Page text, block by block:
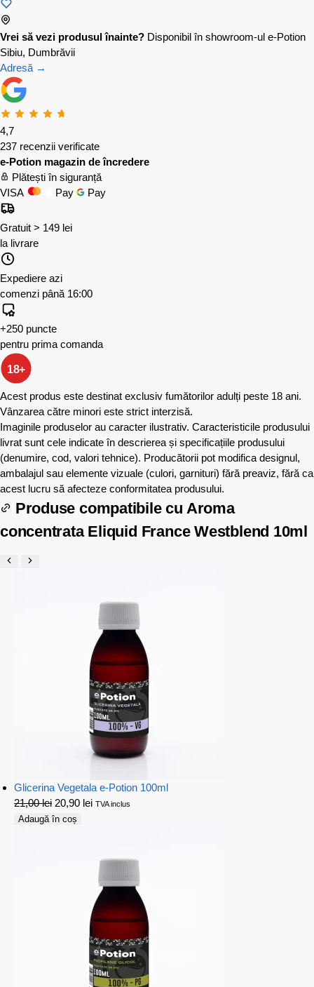
Vrei să vezi produsul înainte? Disponibil în showroom-ul e-Potion
Sibiu, Dumbrăvii
Adresă →
4,7
237 recenzii verificate
e-Potion magazin de încredere
Plătești în siguranță
VISA
Pay Pay
Gratuit > 149 lei
la livrare
Expediere azi
comenzi până 16:00
+250 puncte
pentru prima comanda
18+
Acest produs este destinat exclusiv fumătorilor adulți peste 18 ani.
Vânzarea către minori este strict interzisă.
Imaginile produselor au caracter ilustrativ. Caracteristicile produsului
livrat sunt cele indicate în descrierea și specificațiile produsului
(denumire, cod, valori tehnice). Producătorii pot modifica designul,
ambalajul sau elemente vizuale (culori, garnituri) fără preaviz, fără ca
acest lucru să afecteze conformitatea produsului.
Produse compatibile cu Aroma
concentrata Eliquid France Westblend 10ml
Glicerina Vegetala e-Potion 100ml
21,00lei 20,90 lei TVA inclus
Adaugă în coș